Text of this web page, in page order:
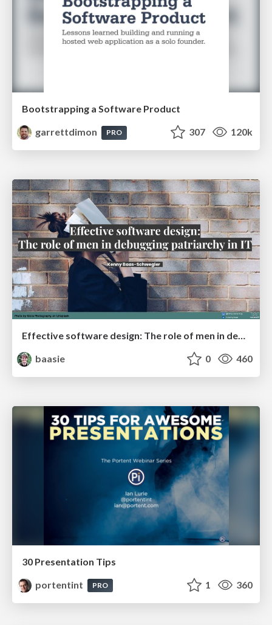
Bootstrapping a Software Product
garrettdimon
PRO 307 120k
Effective software design: The role of men in debugging patriarchy in IT @ Voxxed Days AMS
baasie
0 460
30 Presentation Tips
portentint
PRO 1 360